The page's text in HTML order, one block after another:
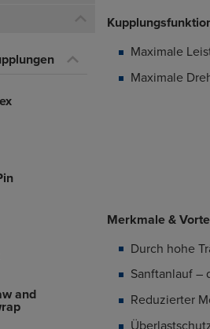
and
Maximale
Maximale
Merkmale &
Durch hohe
Sanftanlauf –
Reduzierter